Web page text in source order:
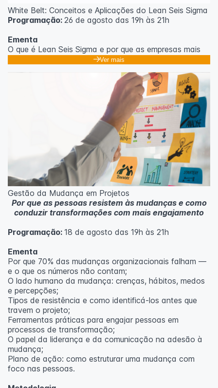
White Belt: Conceitos e Aplicações do Lean Seis Sigma
Programação: 26 de agosto das 19h às 21h
Ementa
O que é Lean Seis Sigma e por que as empresas mais
eficientes do mundo usam;
Introdução ao DMAIC: o roteiro para resolver
Ferramentas essenciais: 5 Porquês, Ishikawa e voz do
Casos práticos de melhoria em processos
administrativos e operacionais;
Próximos passos na jornada Lean Seis Sigma: do White
Metodologia
100% da carga horária do curso são realizadas com
aulas ao vivo.
As aulas podem ser assistidas por computador, celular
ou tablet.
Outras informações
inscritos serão avisados ​​antecipadamente.
O IPETEC reserva-se o direito de não realizar o curso
caso não atinja o número mínimo de 20 inscritos.
Professor(a):
Ver mais
Gestão da Mudança em Projetos
Por que as pessoas resistem às mudanças e como
conduzir transformações com mais engajamento
Programação: 18 de agosto das 19h às 21h
Ementa
Por que 70% das mudanças organizacionais falham —
e o que os números não contam;
O lado humano da mudança: crenças, hábitos, medos
e percepções;
Tipos de resistência e como identificá-los antes que
travem o projeto;
Ferramentas práticas para engajar pessoas em
processos de transformação;
O papel da liderança e da comunicação na adesão à
mudança;
Plano de ação: como estruturar uma mudança com
foco nas pessoas.